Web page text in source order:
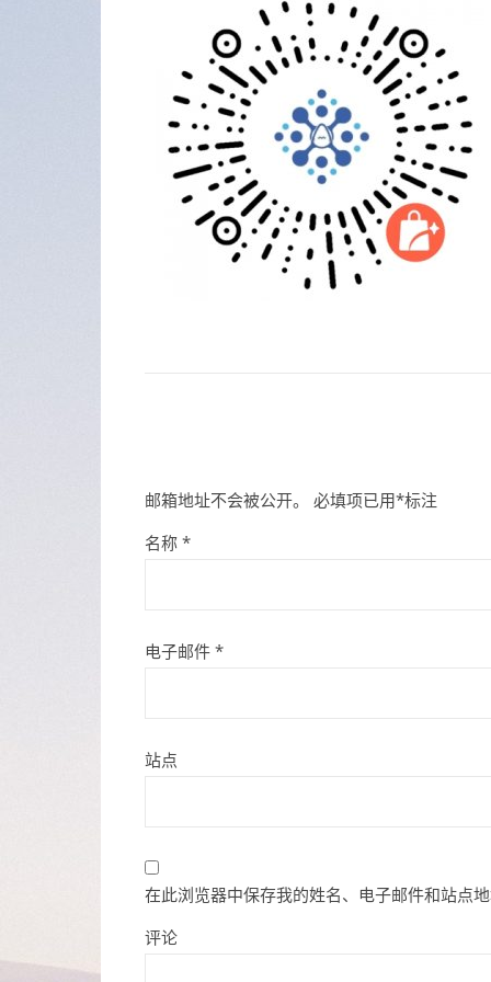
邮箱地址不会被公开。 必填项已用*标注
名称 *
电子邮件 *
站点
在此浏览器中保存我的姓名、电子邮件和站点
评论